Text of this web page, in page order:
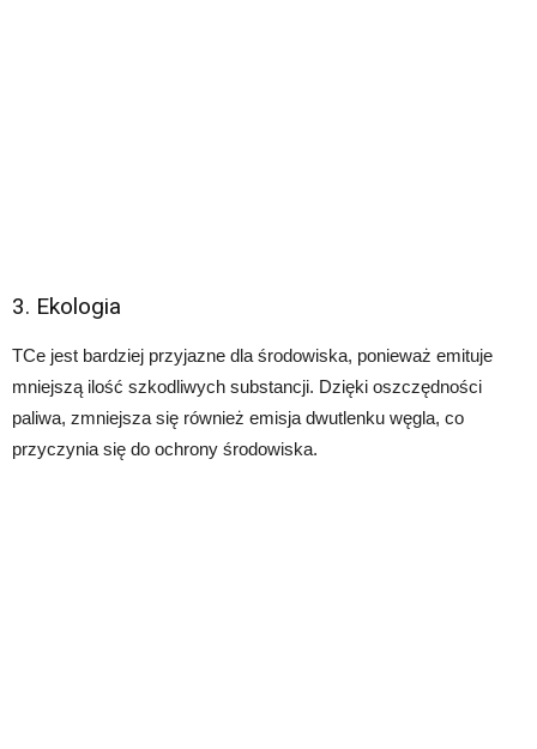
3. Ekologia
TCe jest bardziej przyjazne dla środowiska, ponieważ emituje
mniejszą ilość szkodliwych substancji. Dzięki oszczędności
paliwa, zmniejsza się również emisja dwutlenku węgla, co
przyczynia się do ochrony środowiska.